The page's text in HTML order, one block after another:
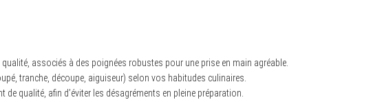
associés à des poignées robustes pour une prise en main agréable.
tranche, découpe, aiguiseur) selon vos habitudes culinaires.
qualité, afin d’éviter les désagréments en pleine préparation.